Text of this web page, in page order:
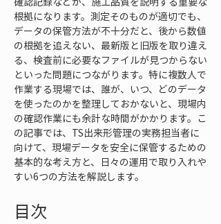
根拠になります。測定そのものが適切でも、
データの保管方法が不十分だと、後から数値
の根拠を追えない、最新版と旧版を取り違え
る、検査前に必要なファイルが見つからない
といった問題につながります。特に複数人で
作業する現場では、誰が、いつ、どのデータ
を使ったのかを整理しておかないと、現場内
の確認作業にも余計な時間がかかります。こ
の記事では、TS出来形管理の実務担当者に
向けて、現場データを安全に保管するための
基本的な考え方と、日々の運用で取り入れや
すい6つの方法を解説します。
目次